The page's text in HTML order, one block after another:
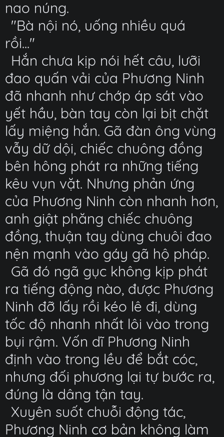
nao núng.
"Bà nội nó, uống nhiều quá
rồi..."
Hắn chưa kịp nói hết câu, lưỡi
đao quấn vải của Phương Ninh
đã nhanh như chớp áp sát vào
yết hầu, bàn tay còn lại bịt chặt
lấy miệng hắn. Gã đàn ông vùng
vẫy dữ dội, chiếc chuông đồng
bên hông phát ra những tiếng
kêu vụn vặt. Nhưng phản ứng
của Phương Ninh còn nhanh hơn,
anh giật phăng chiếc chuông
đồng, thuận tay dùng chuôi đao
nện mạnh vào gáy gã hộ pháp.
Gã đó ngã gục không kịp phát
ra tiếng động nào, được Phương
Ninh đỡ lấy rồi kéo lê đi, dùng
tốc độ nhanh nhất lôi vào trong
bụi rậm. Vốn dĩ Phương Ninh
định vào trong lều để bắt cóc,
nhưng đối phương lại tự bước ra,
đúng là dâng tận tay.
Xuyên suốt chuỗi động tác,
Phương Ninh cơ bản không làm